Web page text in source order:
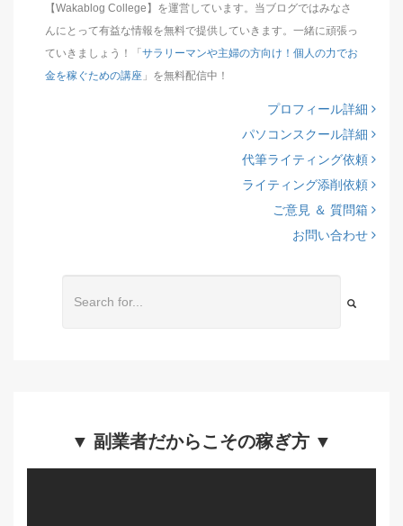
【Wakablog College】を運営しています。当ブログではみなさ
んにとって有益な情報を無料で提供していきます。一緒に頑張っ
ていきましょう！「 サラリーマンや主婦の方向け！個人の力でお
金を稼ぐための講座 」を無料配信中！
プロフィール詳細
パソコンスクール詳細
代筆ライティング依頼
ライティング添削依頼
ご意見 ＆ 質問箱
お問い合わせ
▼ 副業者だからこその稼ぎ方 ▼